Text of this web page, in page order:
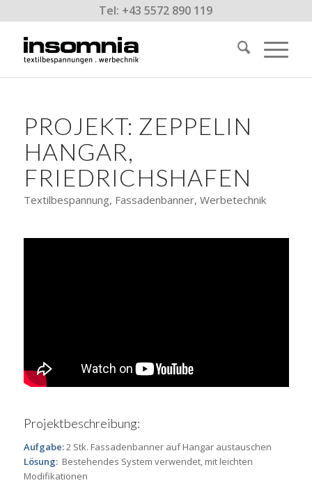
Tel: +43 5572 890 119
PROJEKT: ZEPPELIN
HANGAR,
FRIEDRICHSHAFEN
Textilbespannung, Fassadenbanner, Werbetechnik
Projektbeschreibung:
Aufgabe:2 Stk. Fassadenbanner auf Hangar austauschen
Lösung:Bestehendes System verwendet, mit leichten
Modifikationen